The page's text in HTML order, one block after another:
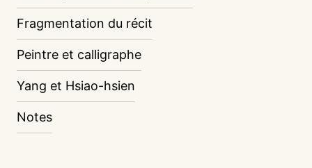
Fragmentation du récit
Peintre et calligraphe
Yang et Hsiao-hsien
Notes